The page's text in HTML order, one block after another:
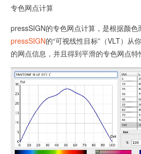
专色网点计算
pressSIGN的专色网点计算，是根据颜色
pressSIGN的“可视线性目标”（VLT）从
的网点信息，并且得到平滑的专色网点特